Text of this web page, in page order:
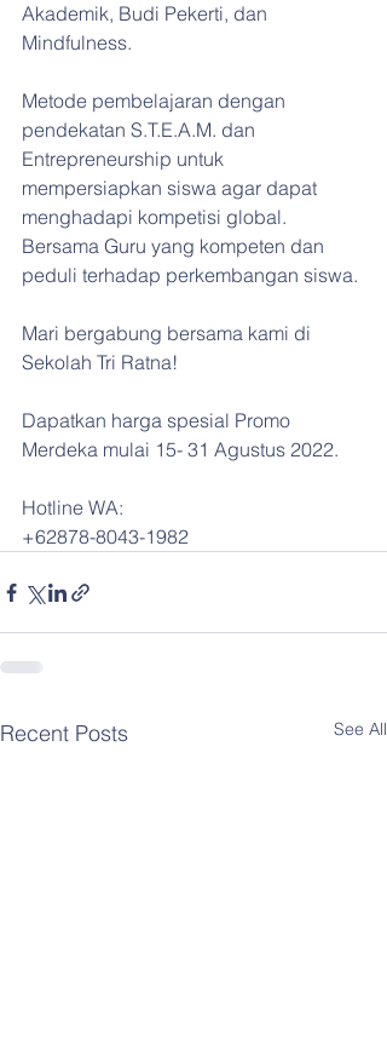
Akademik, Budi Pekerti, dan
Mindfulness.
Metode pembelajaran dengan
pendekatan S.T.E.A.M. dan
Entrepreneurship untuk
mempersiapkan siswa agar dapat
menghadapi kompetisi global.
Bersama Guru yang kompeten dan
peduli terhadap perkembangan siswa.
Mari bergabung bersama kami di
Sekolah Tri Ratna!
Dapatkan harga spesial Promo
Merdeka mulai 15- 31 Agustus 2022.
Hotline WA:
+62878-8043-1982
Recent Posts See All